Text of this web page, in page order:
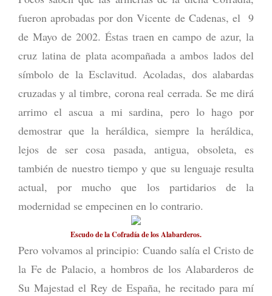
fueron aprobadas por don Vicente de Cadenas, el 9
de Mayo de 2002. Éstas traen en campo de azur, la
cruz latina de plata acompañada a ambos lados del
símbolo de la Esclavitud. Acoladas, dos alabardas
cruzadas y al timbre, corona real cerrada. Se me dirá
arrimo el ascua a mi sardina, pero lo hago por
demostrar que la heráldica, siempre la heráldica,
lejos de ser cosa pasada, antigua, obsoleta, es
también de nuestro tiempo y que su lenguaje resulta
actual, por mucho que los partidarios de la
modernidad se empecinen en lo contrario.
Escudo de la Cofradía de los Alabarderos.
Pero volvamos al principio: Cuando salía el Cristo de
la Fe de Palacio, a hombros de los Alabarderos de
Su Majestad el Rey de España, he recitado para mí